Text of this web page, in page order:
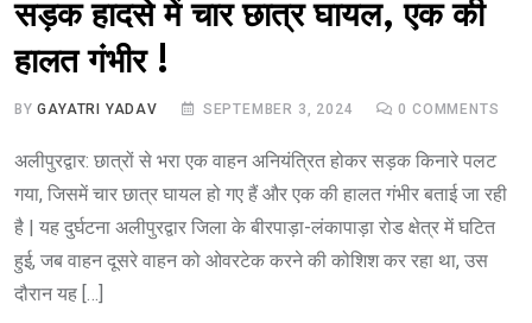
सड़क हादसे में चार छात्र घायल, एक की
हालत गंभीर !
BYGAYATRI YADAV SEPTEMBER 3, 2024 0 COMMENTS
अलीपुरद्वार: छात्रों से भरा एक वाहन अनियंत्रित होकर सड़क किनारे पलट
गया, जिसमें चार छात्र घायल हो गए हैं और एक की हालत गंभीर बताई जा रही
है | यह दुर्घटना अलीपुरद्वार जिला के बीरपाड़ा-लंकापाड़ा रोड क्षेत्र में घटित
हुई, जब वाहन दूसरे वाहन को ओवरटेक करने की कोशिश कर रहा था, उस
दौरान यह […]